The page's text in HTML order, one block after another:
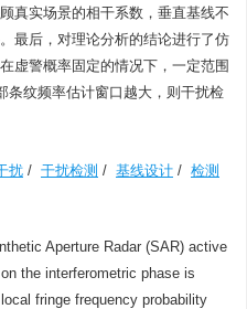
真实场景的相干系数，垂直基线不
最后，对理论分析的结论进行了仿
虚警概率固定的情况下，一定范围
条纹频率估计窗口越大，则干扰检
扰 / 干扰检测 / 基线设计 / 检测
Aperture Radar (SAR) active
the interferometric phase is
fringe frequency probability